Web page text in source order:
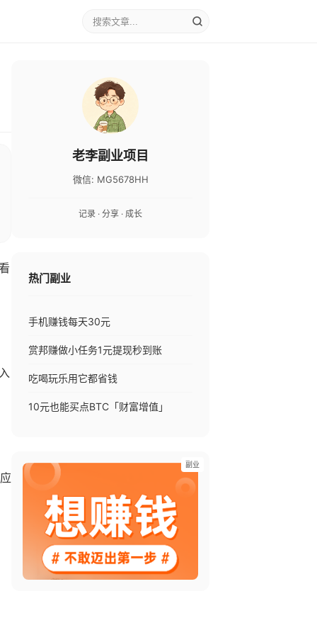
老李副业项目
微信: MG5678HH
记录 · 分享 · 成长
热门副业
手机赚钱每天30元
赏邦赚做小任务1元提现秒到账
吃喝玩乐用它都省钱
10元也能买点BTC「财富增值」
副业